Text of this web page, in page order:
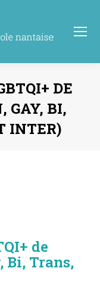
DE
GAY, BI,
INTER)
de
Bi, Trans,